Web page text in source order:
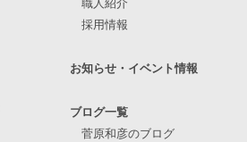
職人紹介
採用情報
お知らせ・イベント情報
ブログ一覧
菅原和彦のブログ